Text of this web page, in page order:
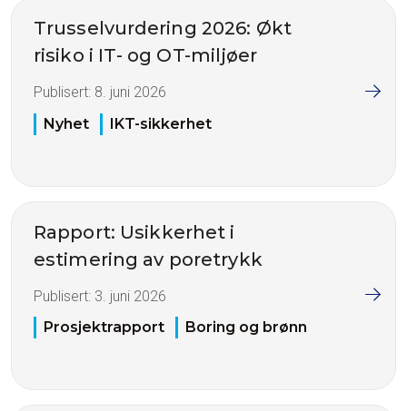
Trusselvurdering 2026: Økt
risiko i IT- og OT-miljøer
Publisert: 8. juni 2026
Nyhet
IKT-sikkerhet
Rapport: Usikkerhet i
estimering av poretrykk
Publisert: 3. juni 2026
Prosjektrapport
Boring og brønn